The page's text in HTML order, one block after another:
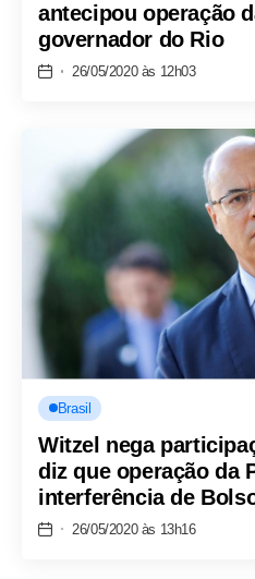
antecipou operação
governador do Rio
26/05/2020 às 12h03
Brasil
Witzel nega
diz que operação da
interferência de
26/05/2020 às 13h16